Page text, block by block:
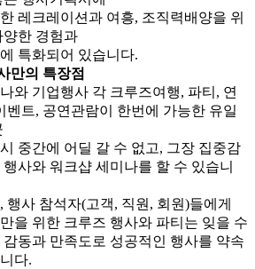
레크레이션과 여흥, 조직력배양을 위
양한 경험과
특화되어 있습니다.
만의 특장점
와 기업행사 각 크루즈여행, 파티, 연
벤트, 공연관람이 한번에 가능한 유일
중간에 어딜 갈 수 없고, 그장 집중감
행사와 워크샵 세미나를 할 수 있습니
행사 참석자(고객, 직원, 회원)들에게
을 위한 크루즈 행사와 파티는 잊을 수
감동과 만족도로 성공적인 행사를 약속
다.